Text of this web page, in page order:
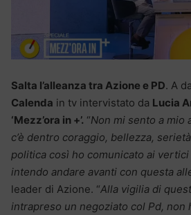
Salta l’alleanza tra Azione e PD. A
Calenda in tv intervistato da Lucia
‘Mezz’ora in +’. “Non mi sento a mio
c’è dentro coraggio, bellezza,
politica così ho comunicato ai
intendo andare avanti con questa
leader di Azione. “Alla vigilia di
intrapreso un negoziato col Pd, non